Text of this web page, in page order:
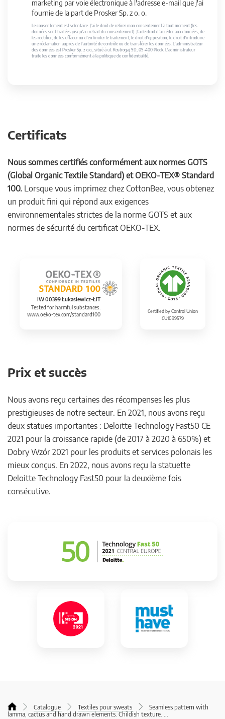
marketing par voie électronique à l'adresse e-mail que j'ai
fournie de la part de Prosker Sp. z o. o.
Le consentement est volontaire. J'ai le droit de retirer mon consentement à tout moment (les
données sont traitées jusqu'au retrait du consentement). J'ai le droit d'accéder aux données, de
les rectifier, de les effacer ou d'en limiter le traitement, le droit d'opposition, le droit d'introduire
une réclamation auprès de l'autorité de contrôle ou de transférer les données. L'administrateur
des données est Prosker Sp. z o.o., situé à ul. Kostrogaj 9D, 09-400 Płock. L'administrateur
traite les données conformément à la politique de confidentialité.
Certificats
Nous sommes certifiés conformément aux normes GOTS
(Global Organic Textile Standard) et OEKO-TEX® Standard
100. Lorsque vous imprimez chez CottonBee, vous obtenez
un produit fini qui répond aux exigences
environnementales strictes de la norme GOTS et aux
normes de sécurité du certificat OEKO-TEX.
IW 00399 Łukasiewicz-ŁIT
Tested for harmful substances.
www.oeko-tex.com/standard100
Certified by Control Union
CU1099579
Prix et succès
Nous avons reçu certaines des récompenses les plus
prestigieuses de notre secteur. En 2021, nous avons reçu
deux statues importantes : Deloitte Technology Fast50 CE
2021 pour la croissance rapide (de 2017 à 2020 à 650%) et
Dobry Wzór 2021 pour les produits et services polonais les
mieux conçus. En 2022, nous avons reçu la statuette
Deloitte Technology Fast50 pour la deuxième fois
consécutive.
Catalogue Textiles pour sweats
Seamless pattern with
lamma, cactus and hand drawn elements. Childish texture. ...